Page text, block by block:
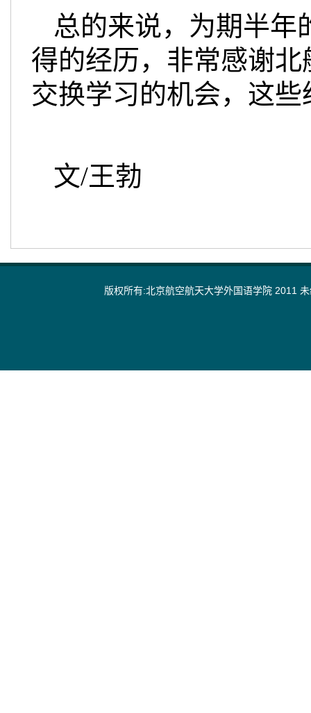
总的来说，为期半年
得的经历，非常感谢
交换学习的机会，这
文/王勃
版权所有:北京航空航天大学外国语学院 2011